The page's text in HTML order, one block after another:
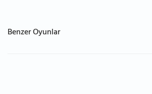
Benzer Oyunlar